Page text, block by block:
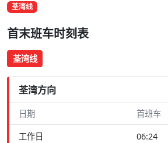
荃湾线
首末班车时刻表
荃湾线
荃湾方向
日期 首班车
工作日 06:24